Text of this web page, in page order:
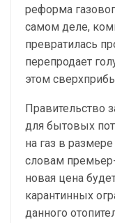
реформа
самом деле,
превратилась
перепродает
этом
Правительство
для бытовых
на газ в
словам
новая цена
карантинных
данного